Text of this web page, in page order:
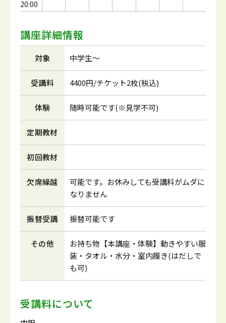
20:00
講座詳細情報
対象 中学生～
受講料 4400円/チケット2枚(税込)
体験 随時可能です(※見学不可)
定期教材
初回教材
欠席繰越
可能です。お休みしても受講料がムダに
なりません
振替受講 振替可能です
その他
お持ち物【本講座・体験】動きやすい服
装・タオル・水分・室内履き(はだしで
も可)
受講料について